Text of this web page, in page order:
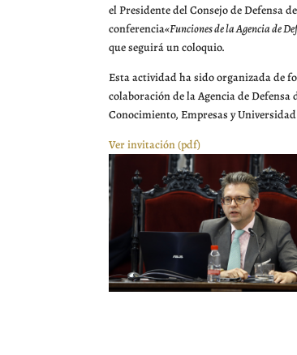
el Presidente del Consejo de Defensa
conferencia«Funciones de la Agencia de
que seguirá un coloquio.
Esta actividad ha sido organizada de
colaboración de la Agencia de
Conocimiento, Empresas y
Ver invitación (pdf)